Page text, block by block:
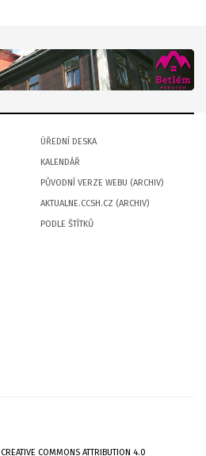
ÚŘEDNÍ DESKA
KALENDÁŘ
PŮVODNÍ VERZE WEBU (ARCHIV)
AKTUALNE.CCSH.CZ (ARCHIV)
PODLE ŠTÍTKŮ
CREATIVE COMMONS ATTRIBUTION 4.0